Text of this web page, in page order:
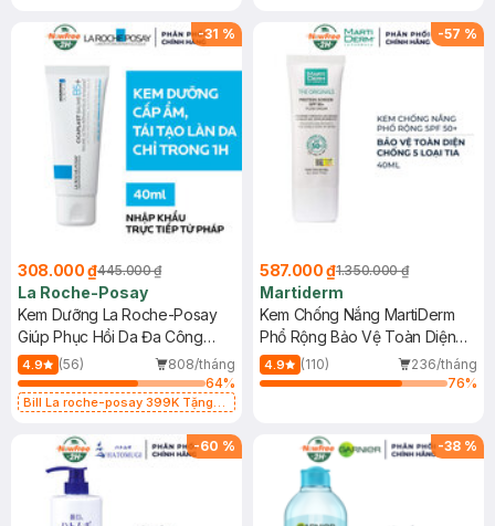
-31 %
308.000 ₫445.000 ₫
La Roche-Posay
Kem Dưỡng La Roche-Posay
Giúp Phục Hồi Da Đa Công
Dụng 40ml
4.9 (56)
808/tháng
64%
Bill La roche-posay 399K Tặng
(SL có hạn)
-57 %
587.000 ₫1.350.000 ₫
Martiderm
Kem Chống Nắng MartiDerm
Phổ Rộng Bảo Vệ Toàn Diện
40ml
4.9 (110)
236/tháng
76%
-60 % -38 %